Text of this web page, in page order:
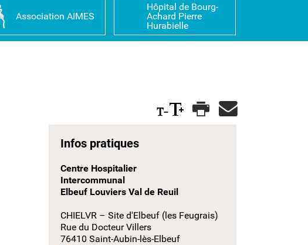
Association AIMES
Hôpital de Bourg-
Achard Pierre
Hurabielle
Infos pratiques
Centre Hospitalier
Intercommunal
Elbeuf Louviers Val de Reuil
CHIELVR – Site d'Elbeuf (les Feugrais)
Rue du Docteur Villers
76410 Saint-Aubin-lès-Elbeuf